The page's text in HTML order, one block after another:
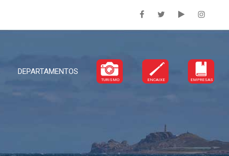
DEPARTAMENTOS
TURISMO ENCAIXE EMPRESAS